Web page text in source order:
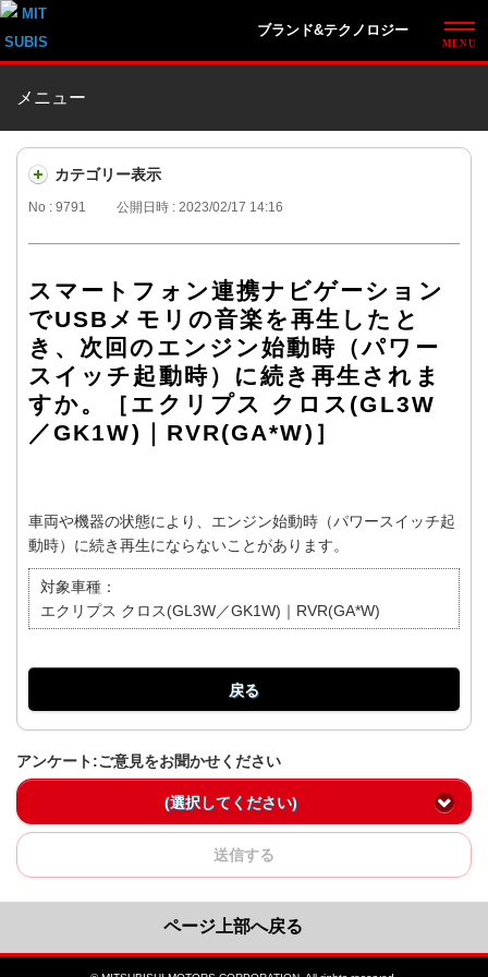
ブランド&テクノロジー
メニュー
カテゴリー表示
No : 9791 公開日時 : 2023/02/17 14:16
スマートフォン連携ナビゲーション
でUSBメモリの音楽を再生したと
き、次回のエンジン始動時（パワー
スイッチ起動時）に続き再生されま
すか。［エクリプス クロス(GL3W
／GK1W)｜RVR(GA*W)］
車両や機器の状態により、エンジン始動時（パワースイッチ起
動時）に続き再生にならないことがあります。
対象車種：
エクリプス クロス(GL3W／GK1W)｜RVR(GA*W)
戻る
アンケート:ご意見をお聞かせください
(選択してください)
送信する
ページ上部へ戻る